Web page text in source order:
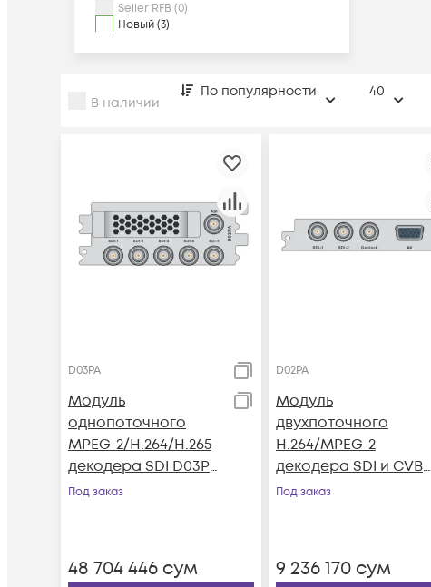
Seller RFB (0)
Новый (3)
В наличии
По популярности 40
D03PA
Модуль
однопоточного
MPEG-2/H.264/H.265
декодера SDI D03PA
для DCP-3000MF
Под заказ
48 704 446 сум
D02PA
Модуль
двухпоточного
H.264/MPEG-2
декодера SDI и CVBS
D02PA для DCP-
Под заказ
9 236 170сум